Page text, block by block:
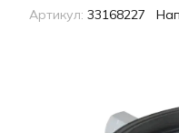
Артикул: 33168227